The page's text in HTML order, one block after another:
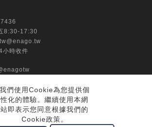
我們使用Cookie為您提供個
性化的體驗。繼續使用本網
站即表示您同意根據我們的
Cookie政策。
8:30-17:30
小時收件
條款|英論閣學苑|最新消息|
2026 Crimson Interactive